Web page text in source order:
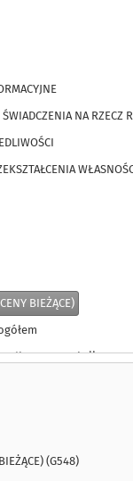
NA RZECZ
BIEŻĄCE)
grup sekcji PKD
sekcji PKD
DOMOWYCH
(G548)